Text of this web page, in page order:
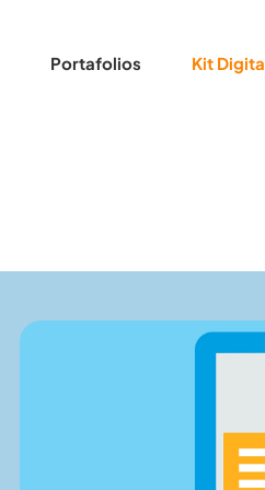
Portafolios Kit